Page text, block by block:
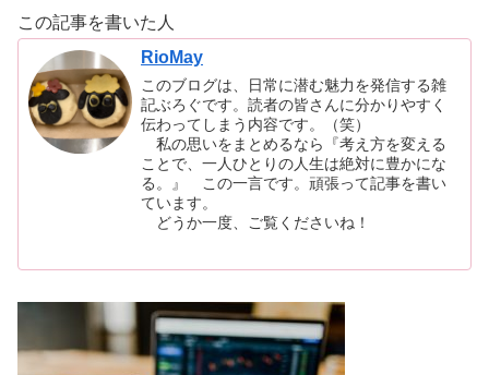
この記事を書いた人
RioMay
このブログは、日常に潜む魅力を発信する雑
記ぶろぐです。読者の皆さんに分かりやすく
伝わってしまう内容です。（笑）
私の思いをまとめるなら『考え方を変える
ことで、一人ひとりの人生は絶対に豊かにな
る。』 この一言です。頑張って記事を書い
ています。
どうか一度、ご覧くださいね！